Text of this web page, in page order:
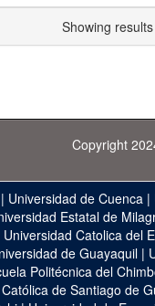
Showing
Copyright
| Universidad de Cuenca |
Estatal de
Universidad Catolica del
de Guayaquil |
Politécnica del
de Santiago de